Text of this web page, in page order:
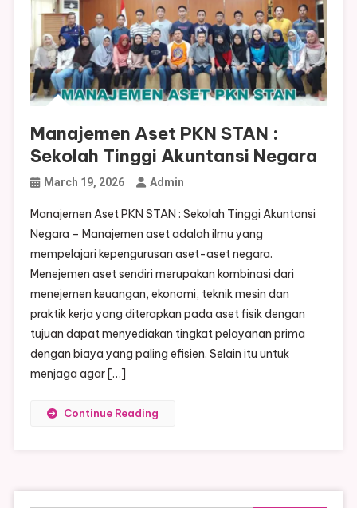
Manajemen Aset PKN STAN :
Sekolah Tinggi Akuntansi Negara
March 19, 2026 Admin
Manajemen Aset PKN STAN : Sekolah Tinggi Akuntansi
Negara – Manajemen aset adalah ilmu yang
mempelajari kepengurusan aset-aset negara.
Menejemen aset sendiri merupakan kombinasi dari
menejemen keuangan, ekonomi, teknik mesin dan
praktik kerja yang diterapkan pada aset fisik dengan
tujuan dapat menyediakan tingkat pelayanan prima
dengan biaya yang paling efisien. Selain itu untuk
menjaga agar […]
Continue Reading